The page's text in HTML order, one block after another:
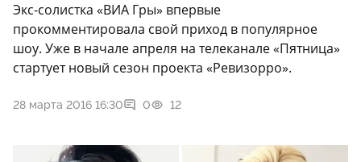
Экс-солистка «ВИА Гры» впервые
прокомментировала свой приход в популярное
шоу. Уже в начале апреля на телеканале «Пятница»
стартует новый сезон проекта «Ревизорро».
28 марта 2016 16:30 0 12